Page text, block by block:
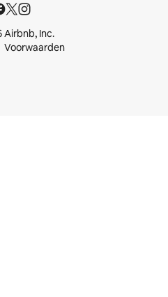
Airbnb, Inc.
Voorwaarden